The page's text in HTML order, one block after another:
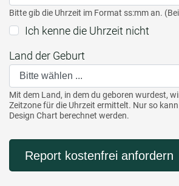
Bitte gib die Uhrzeit im Format ss:mm an.
Ich kenne die Uhrzeit nicht
Land der Geburt
Mit dem Land, in dem du geboren wurdest,
Zeitzone für die Uhrzeit ermittelt. Nur so
Design Chart berechnet werden.
Report kostenfrei anfordern